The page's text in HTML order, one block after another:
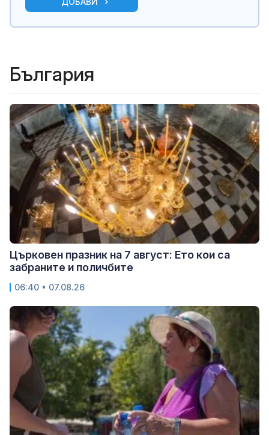
България
Църковен празник на 7 август: Ето кои са
забраните и поличбите
06:40 • 07.08.26